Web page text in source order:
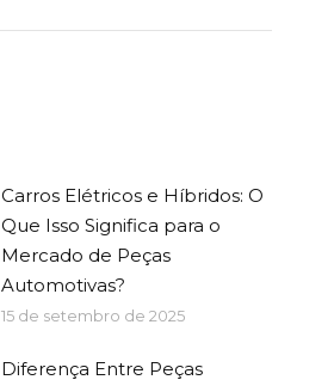
Carros Elétricos e Híbridos: O
Que Isso Significa para o
Mercado de Peças
Automotivas?
15 de setembro de 2025
Diferença Entre Peças